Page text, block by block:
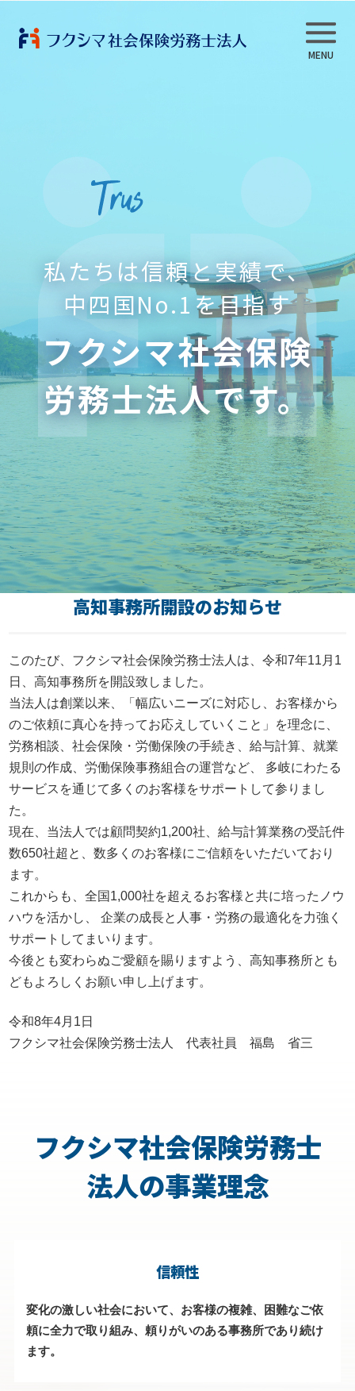
当法人について
よくある質問
採用情報
お知らせ
事務所だより
ブログ
082-293-8102
私たちは信頼と実績で、
中四国No.1を目指す
フクシマ社会保険
労務士法人です。
高知事務所開設のお知らせ
このたび、フクシマ社会保険労務士法人は、令和7年11月1
日、高知事務所を開設致しました。
当法人は創業以来、「幅広いニーズに対応し、お客様から
のご依頼に真心を持ってお応えしていくこと」を理念に、
労務相談、社会保険・労働保険の手続き、給与計算、就業
規則の作成、労働保険事務組合の運営など、
多岐にわたる
サービスを通じて多くのお客様をサポートして参りまし
た。
現在、当法人では顧問契約1,200社、給与計算業務の受託件
数650社超と、数多くのお客様にご信頼をいただいており
ます。
これからも、全国1,000社を超えるお客様と共に培ったノウ
ハウを活かし、
企業の成長と人事・労務の最適化を力強く
サポートしてまいります。
今後とも変わらぬご愛顧を賜りますよう、高知事務所とも
どもよろしくお願い申し上げます。
令和8年4月1日
フクシマ社会保険労務士法人 代表社員 福島 省三
フクシマ社会保険労務士
法人の事業理念
信頼性
変化の激しい社会において、お客様の複雑、困難なご依
頼に全力で取り組み、頼りがいのある事務所であり続け
ます。